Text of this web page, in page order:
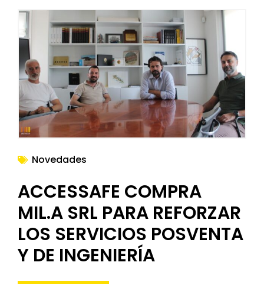
Novedades
ACCESSAFE COMPRA
MIL.A SRL PARA REFORZAR
LOS SERVICIOS POSVENTA
Y DE INGENIERÍA